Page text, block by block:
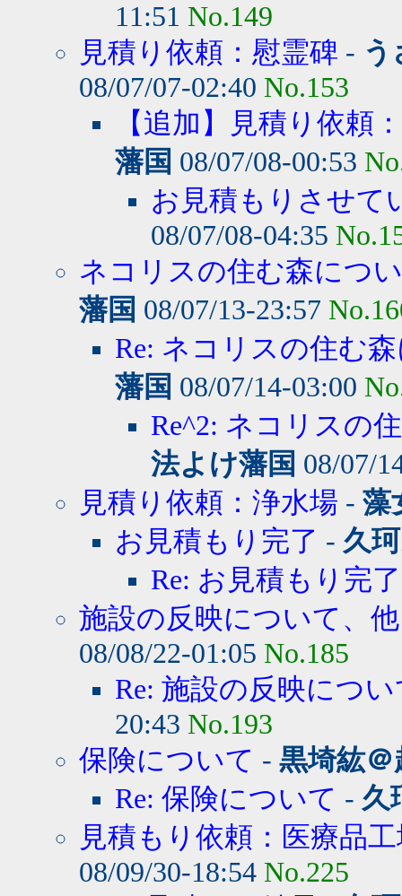
11:51 No.149
見積り依頼：慰霊碑 -
08/07/07-02:40 No.153
【追加】見積り依頼
藩国 08/07/08-00:53
お見積もりさせて
08/07/08-04:35
ネコリスの住む森につ
藩国 08/07/13-23:57
Re: ネコリスの住む
藩国 08/07/14-03:00
Re^2: ネコリスの
法よけ藩国 08/07/
見積り依頼：浄水場 - 藻
お見積もり完了 - 久
Re: お見積もり完了
施設の反映について、他
08/08/22-01:05 No.185
Re: 施設の反映につ
20:43 No.193
保険について - 黒埼紘
Re: 保険について - 久
見積もり依頼：医療品
08/09/30-18:54 No.225